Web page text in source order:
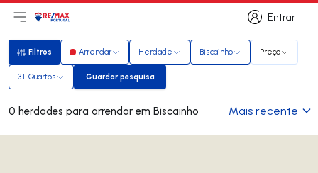
Entrar
Entrar
Abri menu principal
LogoIr para página inicial
Filtros
Filtros Arrendar Herdade Biscainho Preço
3+ Quartos Guardar pesquisa
Guardar pesquisa
0 herdades para arrendar em Biscainho Mais recente